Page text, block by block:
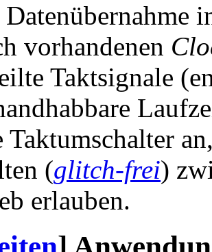
vorhandenen
Taktsignale
Taktumschalter
(glitch-frei)
erlauben.